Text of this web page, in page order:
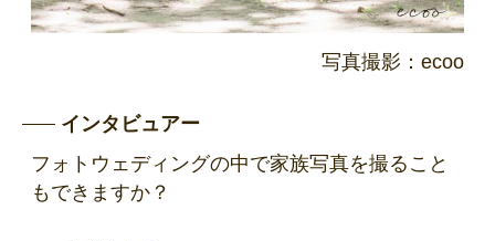
写真撮影：ecoo
インタビュアー
フォトウェディングの中で家族写真を撮ること
もできますか？